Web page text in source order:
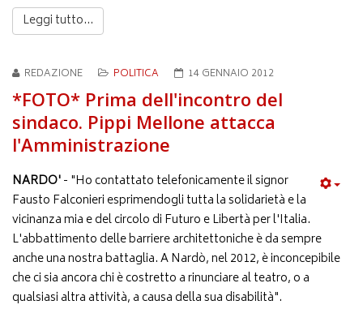
Leggi tutto...
REDAZIONE POLITICA 14 GENNAIO 2012
*FOTO* Prima dell'incontro del
sindaco. Pippi Mellone attacca
l'Amministrazione
NARDO'- "Ho contattato telefonicamente il signor
Fausto Falconieri esprimendogli tutta la solidarietà e la
vicinanza mia e del circolo di Futuro e Libertà per l'Italia.
L'abbattimento delle barriere architettoniche è da sempre
anche una nostra battaglia. A Nardò, nel 2012, è inconcepibile
che ci sia ancora chi è costretto a rinunciare al teatro, o a
qualsiasi altra attività, a causa della sua disabilità".